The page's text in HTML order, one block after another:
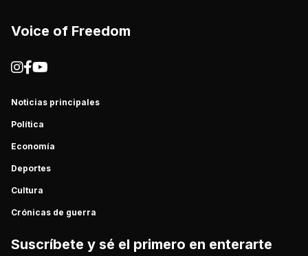
Voice of Freedom
Noticias principales
Política
Economía
Deportes
Cultura
Crónicas de guerra
Suscríbete y sé el primero en enterarte